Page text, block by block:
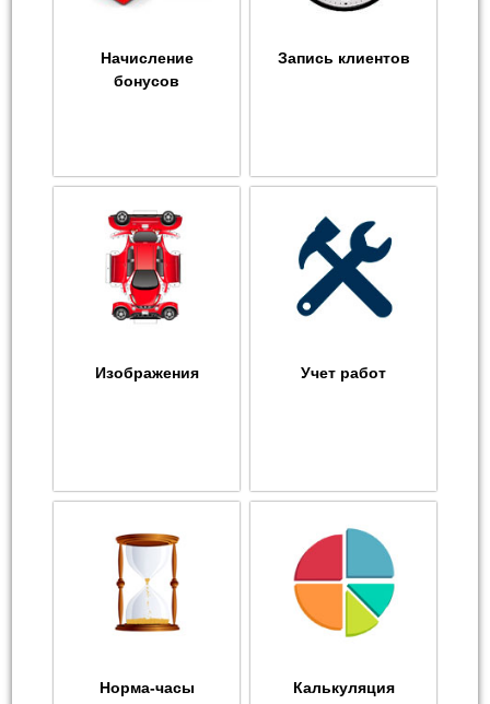
Начисление
бонусов
Запись клиентов
Изображения Учет работ
Норма-часы Калькуляция